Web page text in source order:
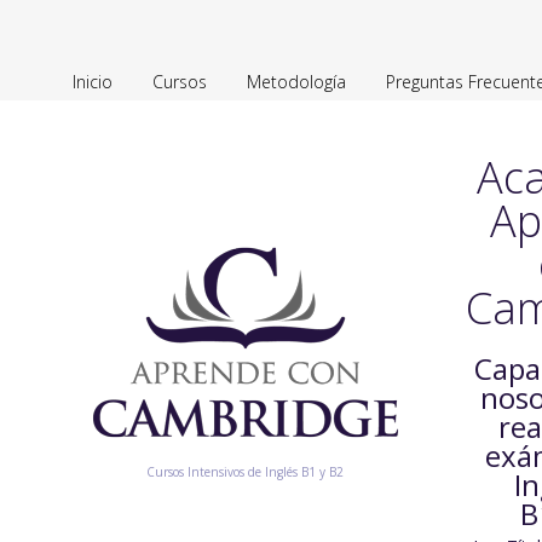
Inicio Cursos Metodología Preguntas
Cursos Intensivos de Inglés B1 y B2